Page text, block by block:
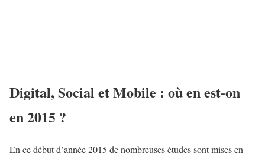
Digital, Social et Mobile : où en est-on
en 2015 ?
En ce début d’année 2015 de nombreuses études sont mises en